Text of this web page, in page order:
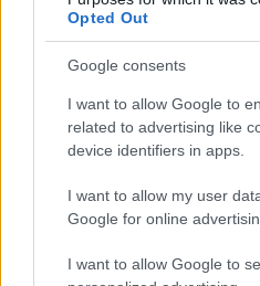
Opted Out
Google consents
I want to allow Google to
related to advertising like
device identifiers in apps.
I want to allow my user
Google for online
I want to allow Google to